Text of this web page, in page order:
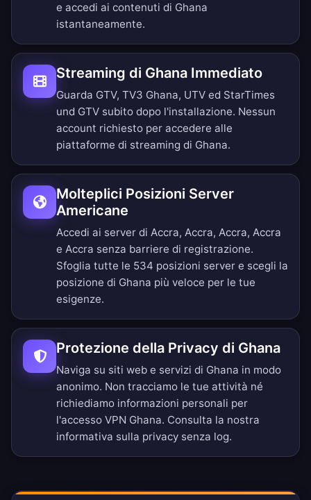
e accedi ai contenuti di Ghana
istantaneamente.
Streaming di Ghana Immediato
Guarda GTV, TV3 Ghana, UTV ed StarTimes
und GTV subito dopo l'installazione. Nessun
account richiesto per accedere alle
piattaforme di streaming di Ghana.
Molteplici Posizioni Server
Americane
Accedi ai server di Accra, Accra, Accra, Accra
e Accra senza barriere di registrazione.
Sfoglia tutte le 534 posizioni server e scegli la
posizione di Ghana più veloce per le tue
esigenze.
Protezione della Privacy di Ghana
Naviga su siti web e servizi di Ghana in modo
anonimo. Non tracciamo le tue attività né
richiediamo informazioni personali per
l'accesso VPN Ghana. Consulta la nostra
informativa sulla privacy senza log.